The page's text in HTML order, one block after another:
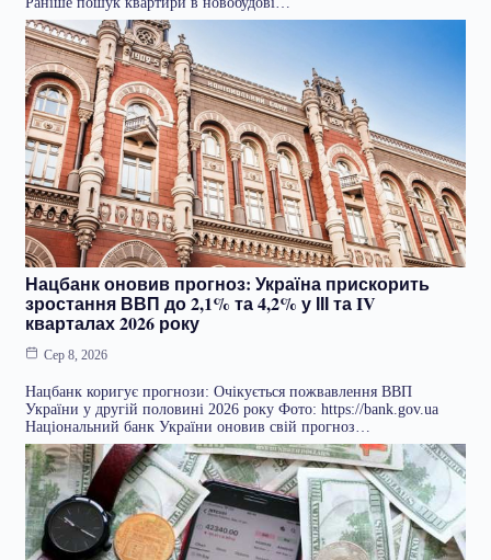
Нацбанк оновив прогноз: Україна прискорить
зростання ВВП до 2,1% та 4,2% у ІІІ та IV
кварталах 2026 року
Сер 8, 2026
Нацбанк коригує прогнози: Очікується пожвавлення ВВП
України у другій половині 2026 року Фото: https://bank.gov.ua
Національний банк України оновив свій прогноз…